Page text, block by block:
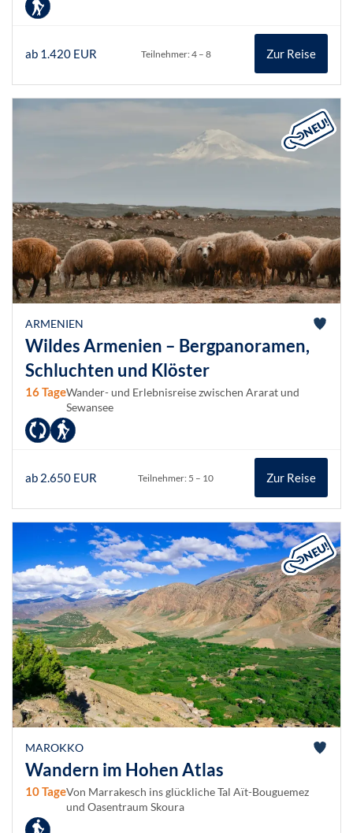
ab 1.420 EUR Teilnehmer: 4 – 8 Zur Reise
ARMENIEN
Wildes Armenien – Bergpanoramen,
Schluchten und Klöster
16 TageWander- und Erlebnisreise zwischen Ararat und
Sewansee
ab 2.650 EUR Teilnehmer: 5 – 10 Zur Reise
MAROKKO
Wandern im Hohen Atlas
10 TageVon Marrakesch ins glückliche Tal Aït-Bouguemez
und Oasentraum Skoura